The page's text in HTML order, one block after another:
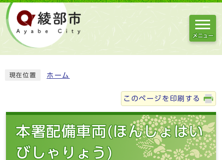
メニュー
現在位置 ホーム
このページを印刷する
本署配備車両(ほんしょはい
びしゃりょう)